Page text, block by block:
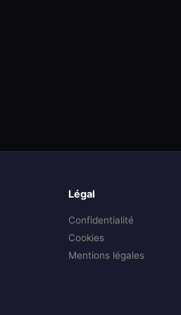
Légal
Confidentialité
Cookies
Mentions légales